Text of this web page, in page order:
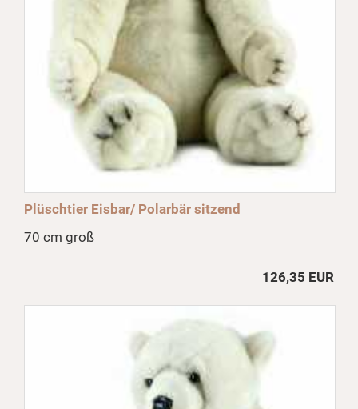
Plüschtier Eisbar/ Polarbär sitzend
70 cm groß
126,35 EUR